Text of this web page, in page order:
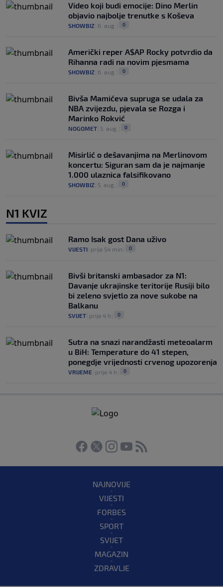
Video koji budi emocije: Dino Merlin
objavio najbolje trenutke s Koševa
SHOWBIZ 6. aug. 0
Američki reper A$AP Rocky potvrdio da
Rihanna radi na novim pjesmama
SHOWBIZ 6. aug. 0
Bivša Mamićeva supruga se udala za
NBA zvijezdu, pjevala se Rozga i
Marinko Rokvić
NOGOMET 5. aug. 0
Misirlić o dešavanjima na Merlinovom
koncertu: Siguran sam da je najmanje
1.000 ulaznica falsifikovano
SHOWBIZ 5. aug. 0
N1 KVIZ
Ramo Isak gost Dana uživo
VIJESTI prije 54 min 0
Bivši britanski ambasador za N1:
Davanje ukrajinske teritorije Rusiji bilo
bi zeleno svjetlo za nove sukobe na
Balkanu
SVIJET prije 4 h 0
Sutra na snazi narandžasti meteoalarm
u BiH: Temperature do 41 stepen,
ponegdje vrijednosti crvenog upozorenja
VRIJEME prije 4 h 0
NAJNOVIJE
VIJESTI
FORBES
SPORT
SVIJET
MAGAZIN
ZDRAVLJE